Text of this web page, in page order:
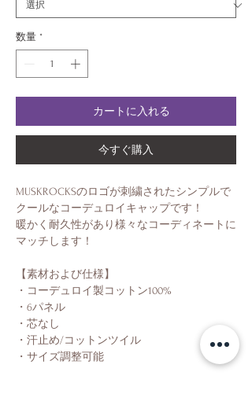
数量 *
カートに入れる
今すぐ購入
MUSKROCKSのロゴが刺繍されたシンプルで
クールなコーデュロイキャップです！
暖かく耐久性があり様々なコーディネートに
マッチします！
【素材および仕様】
・コーデュロイ製コットン100%
・6パネル
・芯なし
・汗止め/コットンツイル
・サイズ調整可能